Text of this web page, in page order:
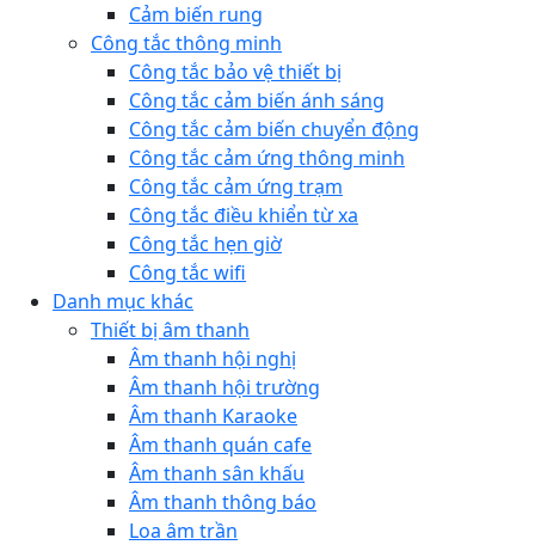
Cảm biến rung
Công tắc thông minh
Công tắc bảo vệ thiết bị
Công tắc cảm biến ánh sáng
Công tắc cảm biến chuyển động
Công tắc cảm ứng thông minh
Công tắc cảm ứng trạm
Công tắc điều khiển từ xa
Công tắc hẹn giờ
Công tắc wifi
Danh mục khác
Thiết bị âm thanh
Âm thanh hội nghị
Âm thanh hội trường
Âm thanh Karaoke
Âm thanh quán cafe
Âm thanh sân khấu
Âm thanh thông báo
Loa âm trần